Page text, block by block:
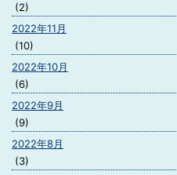
(2)
2022年11月
(10)
2022年10月
(6)
2022年9月
(9)
2022年8月
(3)